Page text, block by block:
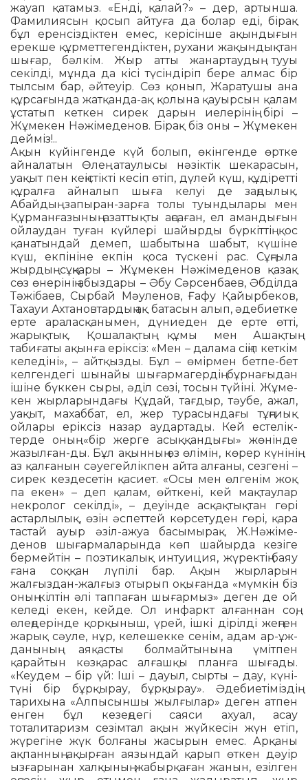
жауап қатамыз. «Енді, қалай?» – дер, артынша.
Фамилиясын қосып айтуға да болар еді, бірақ
бұл еренсіздіктен емес, керісінше ақынды­ғын
ерекше құрметтегендіктен, рухани жақындықтан
шығар, бәлкім. Жыр атты жанартаудың тууы
секілді, мұнда да кісі түсіндіріп бере алмас бір
тылсым бар, әйтеуір. Сөз қонып, Жаратушы ана
құрсағында жатқанда-ақ қолына қауырсын қалам
ұстатып кеткен сирек дарын иелерінің бірі –
Жұмекен Нәжі­ме­денов. Бірақ біз оны – Жұмекен
дейміз!..
Ақын күйінгенде күй болып, өкін­генде өртке
айналатын Өлең атау­лысы нәзіктік шекарасын,
уақыт пен кеңістікті кесіп өтіп, дүлей күш, құді­ретті
құралға айналып шыға келуі де заңдылық.
Абайдың запыран-зарға толы туындылары мен
Құрманғазының азаттықты аңсаған, ел амандығын
ой­лаудан туған күйлері шайырды бүркіт­тің қос
қанатындай демеп, шабытына шабыт, күшіне
күш, екпініне екпін қо­са түскені рас. Сұңғыла
жырдың сұң­қары – Жұмекен Нәжімеденов қазақ
сөз өнерінің абыздары – Әбу Сәр­сенбаев, Әбділда
Тәжібаев, Сырбай Мәуленов, Ғафу Қайырбеков,
Тахауи Ахтанов­тардың ақ батасын алып, әдебиетке
ерте араласқанымен, дүн­ие­ден де ерте өтті,
жарықтық. Қо­шалақ­тың құмы мен Ашақтың
табиғаты ақынға еріксіз: «Мен – далама сіңіп кеткім
келедіні», – айтқызды. Бұл – өмірмен бетпе-бет
келгендегі шынайы шығармагердің бұрнағыдан
ішіне бүккен сыры, әділ сөзі, тосын түйіні. Жұ­ме­
кен жырла­рын­дағы Құдай, тағ­дыр, тәубе, ажал,
уақыт, махаббат, ел, жер турасын­дағы тұңғиық
ойлары ерік­сіз назар аудартады. Кей естелік­
терде он­ың «бір жерге асыққан­дығы» жөнінде
жазыл­ған-ды. Бұл ақынның өз өлімін, көрер күнінің
аз қалғанын сәуегейлік­пен айта алғаны, сезгені –
сирек кез­десетін қасиет. «Осы мен өлгенім жоқ
па екен» – деп қалам, өйткені, кей мақтаулар
некролог секілді», – деуінде асқақтықтан гөрі
астарлылық, өзін әспеттей көрсетуден гөрі, қара
тастай ауыр әзіл-ажуа басымырақ. Ж.Нә­жі­ме­
денов шығармаларында көп шайыр­да кезіге
бермейтін – поэтикалық ин­туиция, жүректің баяу
ғана соққан лүпілі бар. Ақын жырларын
жалғыздан-жалғыз отырып оқығанда «мүмкін біз
оның кілтін әлі таппаған шығармыз» деген де ой
келеді екен, кейде. Ол ин­фаркт алғаннан соң,
өлеңдерінде қорқыныш, үрей, ішкі дірілді жеңген
жарық сәуле, нұр, келешекке сенім, адам ар-ұж­
да­ны­ның аяқасты болмай­тынына үміт­пен
қарайтын көзқарас алғашқы планға шығады.
«Кеудем – бір үй: Іші – дауыл, сырты – дау, күні-
түні бір бұрқырау, бұрқырау». Әдебиетіміздің
тарихына «Алпысыншы жылғылар» деген атпен
енген бұл кезеңдегі саяси ахуал, асау
тоталитаризм сезімтал ақын жүйкесін жүн етіп,
жүрегіне жүк болғаны жасырын емес. Арқаны
ақпанның ақырған аязындай қарып өткен дәуір
ызғарынан халқының жабырқаған жанын, езілген